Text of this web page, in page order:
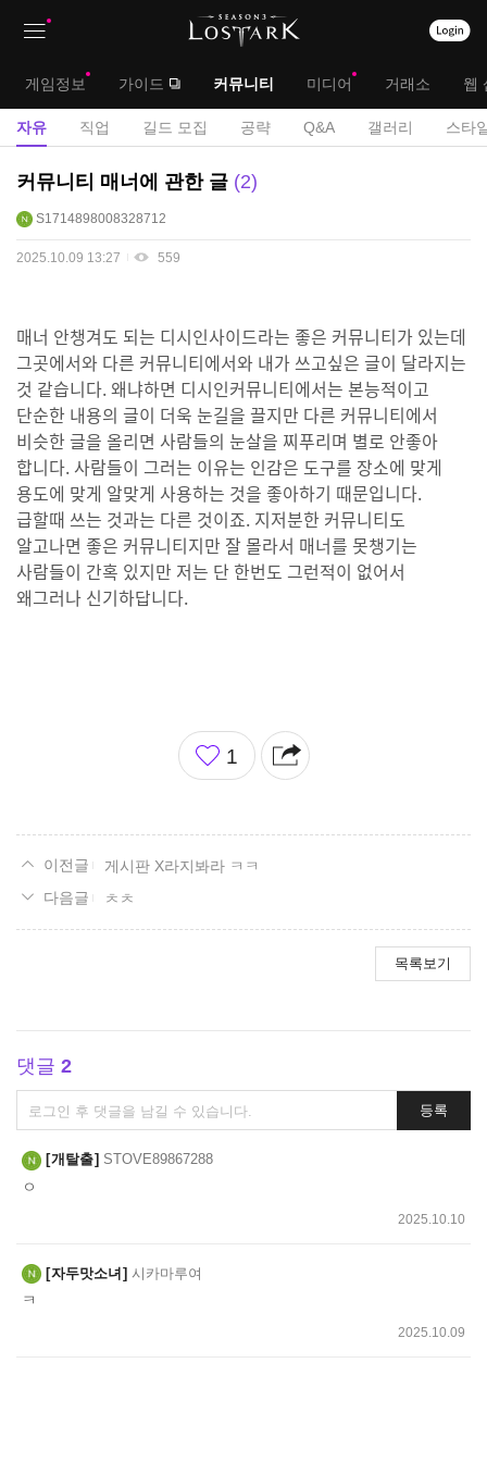
대
메
뉴
게임정보 가이드 커뮤니티 미디어 거래소 웹
서
자유 직업 길드 모집 공략 Q&A 갤러리 스타
자
게
커뮤니티 매너에 관한 글 2
S1714898008328712
2025.10.09 13:27 559
매너 안챙겨도 되는 디시인사이드라는 좋은 커뮤니티가 있는데
그곳에서와 다른 커뮤니티에서와 내가 쓰고싶은 글이 달라지는
것 같습니다. 왜냐하면 디시인커뮤니티에서는 본능적이고
단순한 내용의 글이 더욱 눈길을 끌지만 다른 커뮤니티에서
비슷한 글을 올리면 사람들의 눈살을 찌푸리며 별로 안좋아
합니다. 사람들이 그러는 이유는 인감은 도구를 장소에 맞게
용도에 맞게 알맞게 사용하는 것을 좋아하기 때문입니다.
급할때 쓰는 것과는 다른 것이죠. 지저분한 커뮤니티도
알고나면 좋은 커뮤니티지만 잘 몰라서 매너를 못챙기는
사람들이 간혹 있지만 저는 단 한번도 그런적이 없어서
왜그러나 신기하답니다.
좋
아
1
게시판 X라지봐라 ㅋㅋ
ㅊㅊ
목록보기
댓글 2
댓
글
쓰
기
등록
개탈출 STOVE89867288
ㅇ
2025.10.10
자두맛소녀 시카마루여
ㅋ
2025.10.09